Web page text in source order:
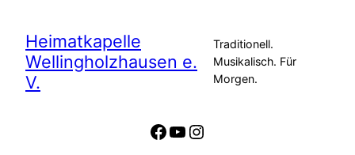
Heimatkapelle
Wellingholzhausen e.
V.
Traditionell.
Musikalisch. Für
Morgen.
Facebook
YouTube
Instagram